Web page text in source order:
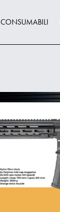
CONSUMABILI